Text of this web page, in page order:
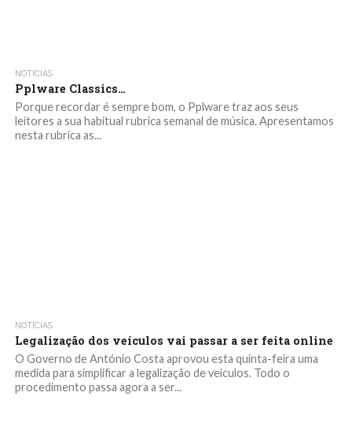
NOTICIAS
Pplware Classics…
Porque recordar é sempre bom, o Pplware traz aos seus
leitores a sua habitual rubrica semanal de música. Apresentamos
nesta rubrica as...
NOTICIAS
Legalização dos veículos vai passar a ser feita online
O Governo de António Costa aprovou esta quinta-feira uma
medida para simplificar a legalização de veículos. Todo o
procedimento passa agora a ser...